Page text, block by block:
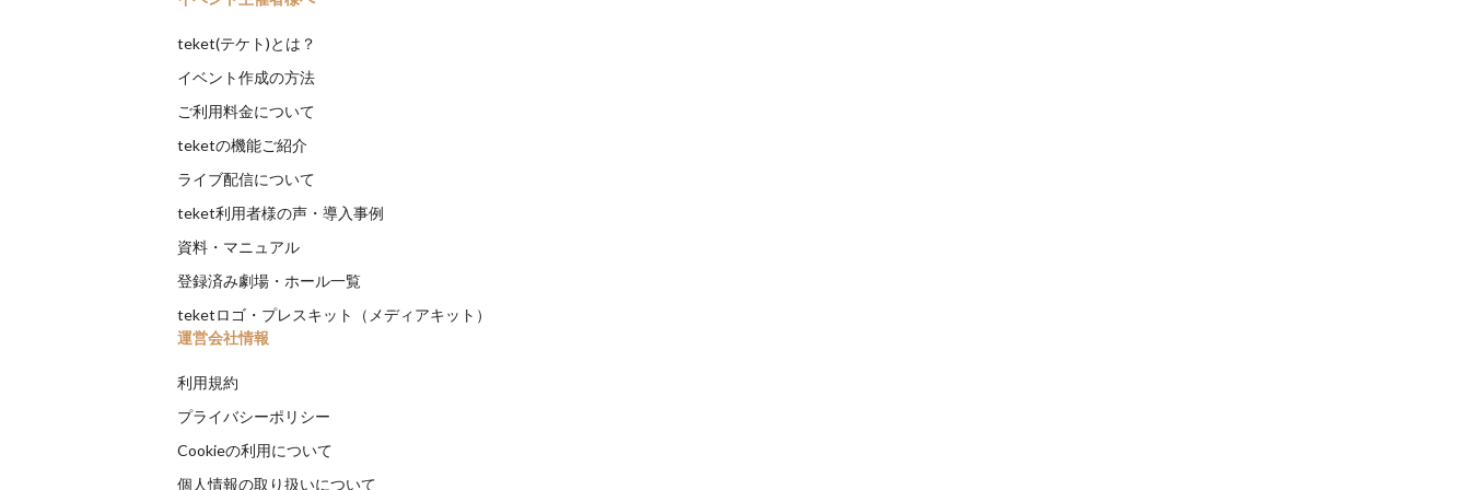
teket(テケト)とは？
イベント作成の方法
ご利用料金について
teketの機能ご紹介
ライブ配信について
teket利用者様の声・導入事例
資料・マニュアル
登録済み劇場・ホール一覧
teketロゴ・プレスキット（メディアキット）
運営会社情報
利用規約
プライバシーポリシー
Cookieの利用について
個人情報の取り扱いについて